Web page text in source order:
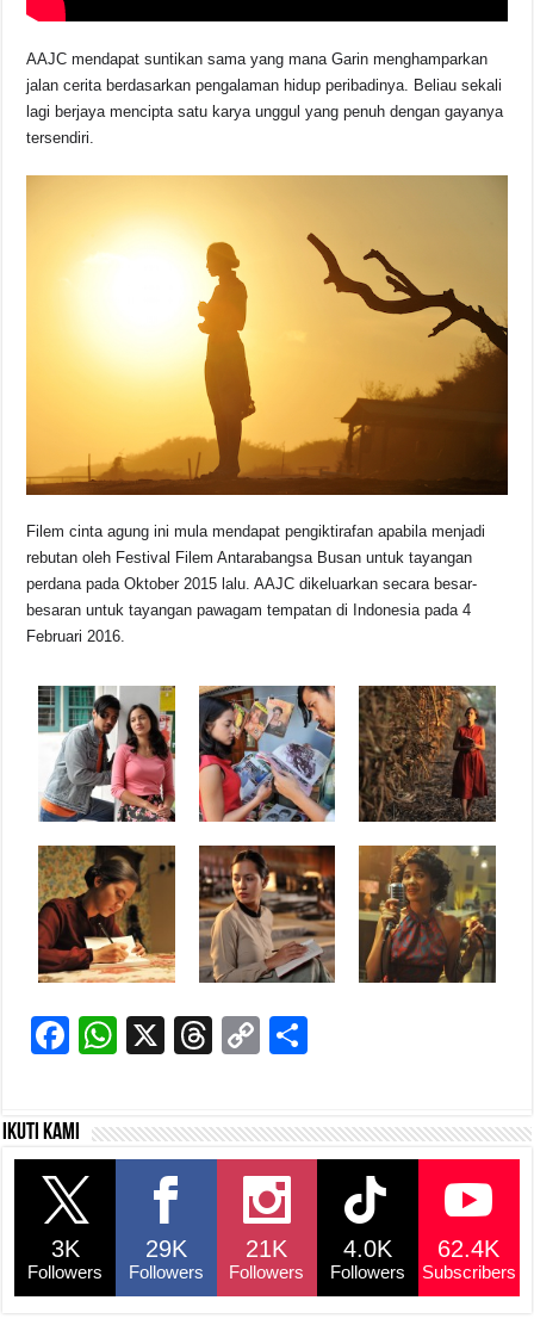
AAJC mendapat suntikan sama yang mana Garin menghamparkan
jalan cerita berdasarkan pengalaman hidup peribadinya. Beliau sekali
lagi berjaya mencipta satu karya unggul yang penuh dengan gayanya
tersendiri.
Filem cinta agung ini mula mendapat pengiktirafan apabila menjadi
rebutan oleh Festival Filem Antarabangsa Busan untuk tayangan
perdana pada Oktober 2015 lalu. AAJC dikeluarkan secara besar-
besaran untuk tayangan pawagam tempatan di Indonesia pada 4
Februari 2016.
F
c
e
b
o
o
k
W
s
p
X
T
a
C
y
Li
n
k
e
Ikuti kami
3K
Followers
29K
Followers
21K
Followers
4.0K
Followers
62.4K
Subscribers